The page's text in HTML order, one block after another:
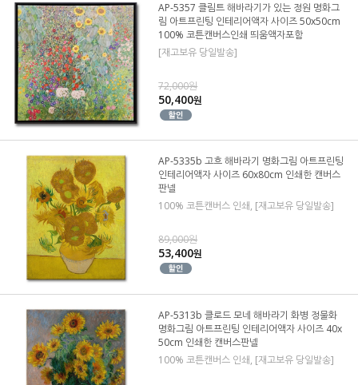
AP-5357 클림트 해바라기가 있는 정원 명화그
림 아트프린팅 인테리어액자 사이즈 50x50cm
100% 코튼캔버스인쇄 띄움액자포함
[재고보유 당일발송]
72,000원
50,400원
AP-5335b 고흐 해바라기 명화그림 아트프린팅
인테리어액자 사이즈 60x80cm 인쇄한 캔버스
판넬
100% 코튼캔버스 인쇄, [재고보유 당일발송]
89,000원
53,400원
AP-5313b 클로드 모네 해바라기 화병 정물화
명화그림 아트프린팅 인테리어액자 사이즈 40x
50cm 인쇄한 캔버스판넬
100% 코튼캔버스 인쇄, [재고보유 당일발송]